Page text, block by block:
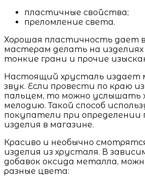
пластичные свойства;
преломление света.
Хорошая пластичность дает
мастерам делать на
тонкие грани и прочие
Настоящий хрусталь издает
звук. Если провести по краю
пальцем, то можно услышать
мелодию. Такой способ
покупатели при определении
изделия в магазине.
Красиво и необычно
изделия из хрусталя. В
добавок оксида металла,
разные цвета: